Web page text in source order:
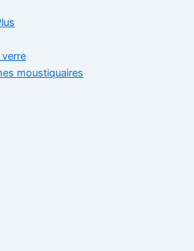
moustiquaires